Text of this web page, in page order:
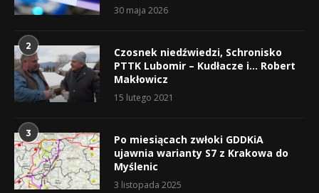
30 maja 2026
2
Czosnek niedźwiedzi, Schronisko
PTTK Lubomir – Kudłacze i… Robert
Makłowicz
15 lutego 2021
3
Po miesiącach zwłoki GDDKiA
ujawnia warianty S7 z Krakowa do
Myślenic
3 listopada 2025